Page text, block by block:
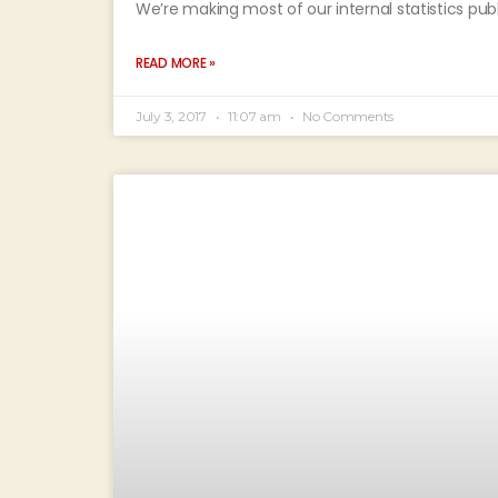
We’re making most of our internal statistics
READ MORE »
July 3, 2017 11:07 am No Comments